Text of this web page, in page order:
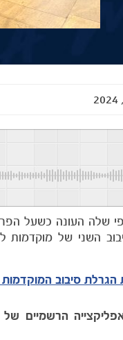
את המסע האירופי שלה
השני של מוקדמות
הגרלת סיבוב
הרשמיים של